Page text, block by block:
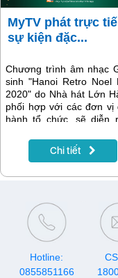
MyTV phát trực tiếp
sự kiện đặc...
Chương trình âm nhạc
sinh "Hanoi Retro Noel
2020" do Nhà hát Lớn
phối hợp với các đơn vị
hành tổ chức, sẽ diễn
Tháng Tám vào 20h
12 tới đây. Truyền hình
một món quà tinh thần
biệt gửi đến công
tạm quên đi những
phiền muộn của năm
đầy khó khăn, biến
cùng hy vọng về một
Chi tiết
Hotline:
0855851166